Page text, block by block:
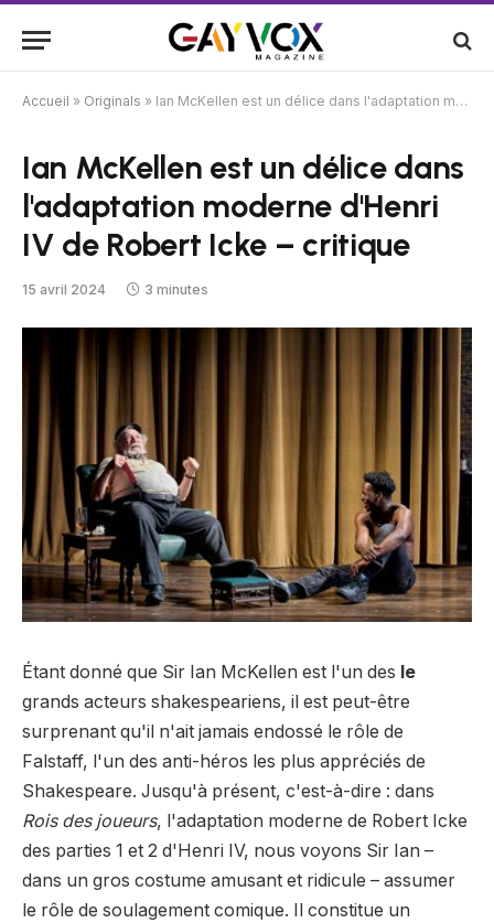
Accueil » Originals » Ian McKellen est un délice dans l'adaptation moderne d'Henri IV de Robert Icke – critique
Ian McKellen est un délice dans
l'adaptation moderne d'Henri
IV de Robert Icke – critique
15 avril 2024 3 minutes
Étant donné que Sir Ian McKellen est l'un des le
grands acteurs shakespeariens, il est peut-être
surprenant qu'il n'ait jamais endossé le rôle de
Falstaff, l'un des anti-héros les plus appréciés de
Shakespeare. Jusqu'à présent, c'est-à-dire : dans
Rois des joueurs, l'adaptation moderne de Robert Icke
des parties 1 et 2 d'Henri IV, nous voyons Sir Ian –
dans un gros costume amusant et ridicule – assumer
le rôle de soulagement comique. Il constitue un